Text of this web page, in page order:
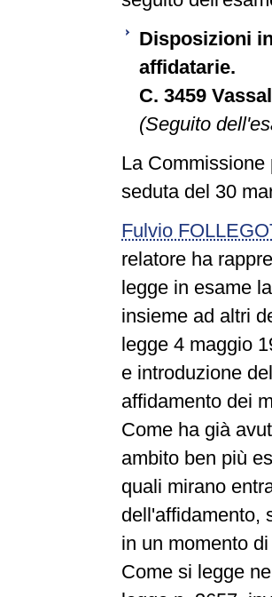
Disposizioni
affidatarie.
C. 3459
(Seguito
La
seduta del 30
Fulvio
relatore ha
legge in esame
insieme ad altri
legge 4 maggio
e introduzione
affidamento dei
Come ha già
ambito ben più
quali mirano
dell'affidamento,
in un momento
Come si legge